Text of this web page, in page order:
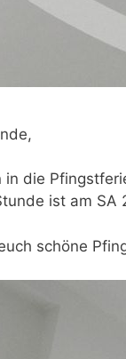
in die
ist am
schöne